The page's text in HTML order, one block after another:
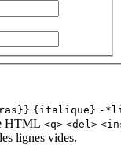
{italique} -
HTML <q> <del>
lignes vides.